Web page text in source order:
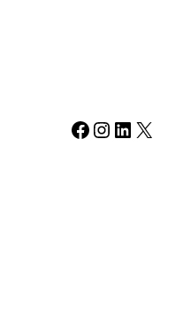
Facebook Instagram LinkedIn X